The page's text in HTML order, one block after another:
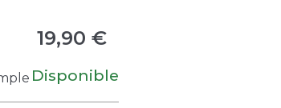
19,90 €
Disponible